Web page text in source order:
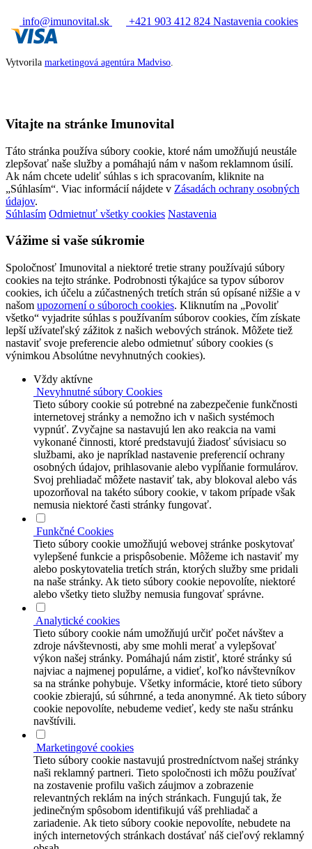
info@imunovital.sk +421 903 412 824 Nastavenia cookies
Vytvorila marketingová agentúra Madviso.
Vitajte na stránke Imunovital
Táto stránka používa súbory cookie, ktoré nám umožňujú neustále
zlepšovať naše služby a pomáhajú nám v našom reklamnom úsilí.
Ak nám chcete udeliť súhlas s ich spracovaním, kliknite na
„Súhlasím“. Viac informácií nájdete v Zásadách ochrany osobných
údajov.
Súhlasím Odmietnuť všetky cookies Nastavenia
Vážime si vaše súkromie
Spoločnosť Imunovital a niektoré tretie strany používajú súbory
cookies na tejto stránke. Podrobnosti týkajúce sa typov súborov
cookies, ich účelu a zúčastnených tretích strán sú opísané nižšie a v
našom upozornení o súboroch cookies. Kliknutím na „Povoliť
všetko“ vyjadrite súhlas s používaním súborov cookies, čím získate
lepší užívateľský zážitok z našich webových stránok. Môžete tiež
nastaviť svoje preferencie alebo odmietnuť súbory cookies (s
výnimkou Absolútne nevyhnutných cookies).
Vždy aktívne
Nevyhnutné súbory Cookies
Tieto súbory cookie sú potrebné na zabezpečenie funkčnosti
internetovej stránky a nemožno ich v našich systémoch
vypnúť. Zvyčajne sa nastavujú len ako reakcia na vami
vykonané činnosti, ktoré predstavujú žiadosť súvisiacu so
službami, ako je napríklad nastavenie preferencií ochrany
osobných údajov, prihlasovanie alebo vypĺňanie formulárov.
Svoj prehliadač môžete nastaviť tak, aby blokoval alebo vás
upozorňoval na takéto súbory cookie, v takom prípade však
nemusia niektoré časti stránky fungovať.
Funkčné Cookies
Tieto súbory cookie umožňujú webovej stránke poskytovať
vylepšené funkcie a prispôsobenie. Môžeme ich nastaviť my
alebo poskytovatelia tretích strán, ktorých služby sme pridali
na naše stránky. Ak tieto súbory cookie nepovolíte, niektoré
alebo všetky tieto služby nemusia fungovať správne.
Analytické cookies
Tieto súbory cookie nám umožňujú určiť počet návštev a
zdroje návštevnosti, aby sme mohli merať a vylepšovať
výkon našej stránky. Pomáhajú nám zistiť, ktoré stránky sú
najviac a najmenej populárne, a vidieť, koľko návštevníkov
sa na stránke pohybuje. Všetky informácie, ktoré tieto súbory
cookie zbierajú, sú súhrnné, a teda anonymné. Ak tieto súbory
cookie nepovolíte, nebudeme vedieť, kedy ste našu stránku
navštívili.
Marketingové cookies
Tieto súbory cookie nastavujú prostredníctvom našej stránky
naši reklamný partneri. Tieto spoločnosti ich môžu používať
na zostavenie profilu vašich záujmov a zobrazenie
relevantných reklám na iných stránkach. Fungujú tak, že
jedinečným spôsobom identifikujú váš prehliadač a
zariadenie. Ak tieto súbory cookie nepovolíte, nebudete na
iných internetových stránkach dostávať náš cieľový reklamný